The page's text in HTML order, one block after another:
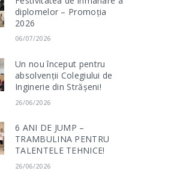
diplomelor – Promoția
2026
06/07/2026
Un nou început pentru
absolvenții Colegiului de
Inginerie din Strășeni!
26/06/2026
6 ANI DE JUMP –
TRAMBULINA PENTRU
TALENTELE TEHNICE!
26/06/2026